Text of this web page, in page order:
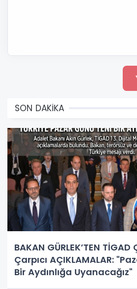
SON DAKİKA
BAKAN GÜRLEK’TEN TİGAD
Çarpıcı AÇIKLAMALAR:
Bir Aydınlığa Uyanacağız"